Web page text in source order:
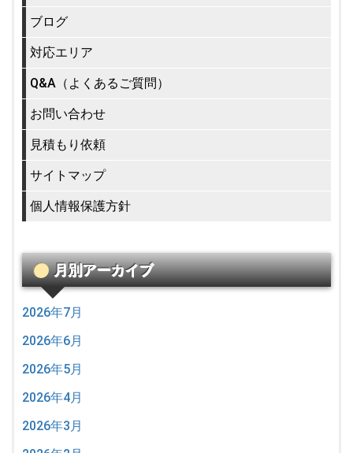
ブログ
対応エリア
Q&A（よくあるご質問）
お問い合わせ
見積もり依頼
サイトマップ
個人情報保護方針
月別アーカイブ
2026年7月
2026年6月
2026年5月
2026年4月
2026年3月